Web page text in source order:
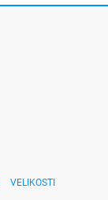
VELIKOSTI